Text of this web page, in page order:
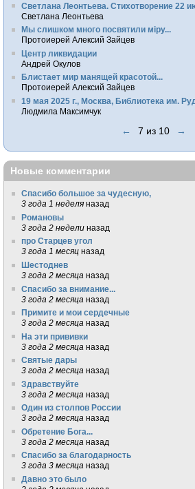
Светлана Леонтьева. Стихотворение 22
Светлана Леонтьева
Мы слишком много посвятили мiру...
Протоиерей Алексий Зайцев
Центр ликвидации
Андрей Окулов
Блистает мир манящей красотой...
Протоиерей Алексий Зайцев
19 мая 2025 г., Москва, Библиотека им.
Людмила Максимчук
← 7 из 10 →
Новые комментарии
Спасибо большое за чудесную,
3 года 1 неделя назад
Романовы
3 года 2 недели назад
про Старцев угол
3 года 1 месяц назад
Шестоднев
3 года 2 месяца назад
Спасибо за внимание...
3 года 2 месяца назад
Примите и мои сердечные
3 года 2 месяца назад
На эти прививки
3 года 2 месяца назад
Святые дары
3 года 2 месяца назад
Здравствуйте
3 года 2 месяца назад
Один из столпов России
3 года 2 месяца назад
Обретение Бога...
3 года 2 месяца назад
Спасибо за благодарность
3 года 3 месяца назад
Давно это было